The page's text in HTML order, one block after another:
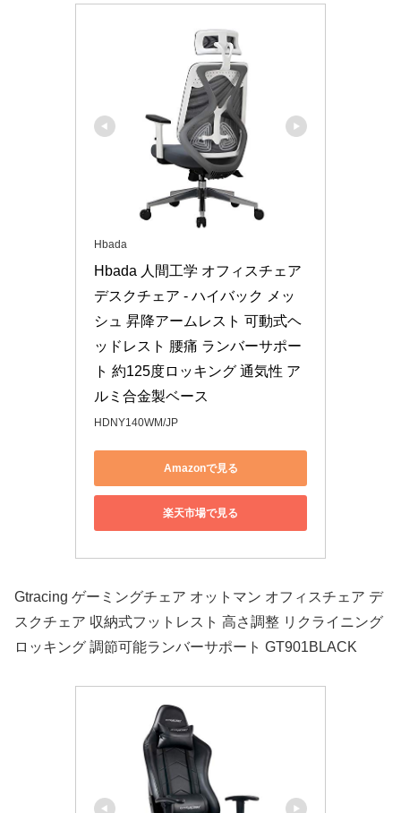
Hbada
Hbada 人間工学 オフィスチェア
デスクチェア - ハイバック メッ
シュ 昇降アームレスト 可動式ヘ
ッドレスト 腰痛 ランバーサポー
ト 約125度ロッキング 通気性 ア
ルミ合金製ベース
HDNY140WM/JP
Amazonで見る
楽天市場で見る
Gtracing ゲーミングチェア オットマン オフィスチェア デ
スクチェア 収納式フットレスト 高さ調整 リクライニング
ロッキング 調節可能ランバーサポート GT901BLACK